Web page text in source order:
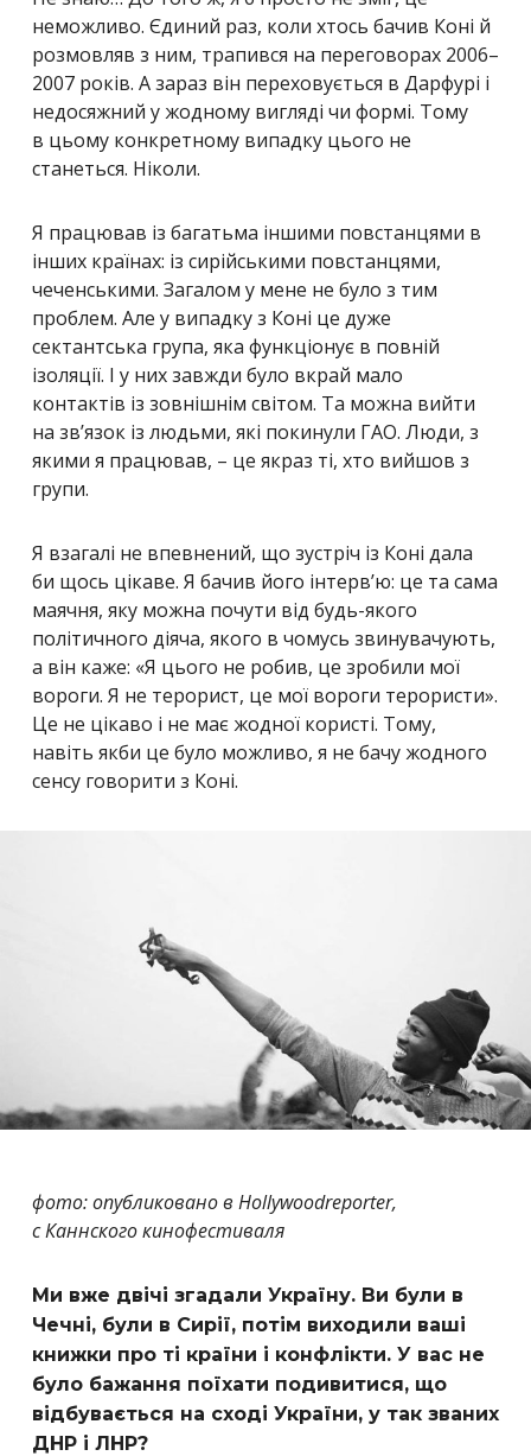
неможливо. Єдиний раз, коли хтось бачив Коні й
розмовляв з ним, трапився на переговорах 2006–
2007 років. А зараз він переховується в Дарфурі і
недосяжний у жодному вигляді чи формі. Тому
в цьому конкретному випадку цього не
станеться. Ніколи.
Я працював із багатьма іншими повстанцями в
інших країнах: із сирійськими повстанцями,
чеченськими. Загалом у мене не було з тим
проблем. Але у випадку з Коні це дуже
сектантська група, яка функціонує в повній
ізоляції. І у них завжди було вкрай мало
контактів із зовнішнім світом. Та можна вийти
на зв’язок із людьми, які покинули ГАО. Люди, з
якими я працював, – це якраз ті, хто вийшов з
групи.
Я взагалі не впевнений, що зустріч із Коні дала
би щось цікаве. Я бачив його інтерв’ю: це та сама
маячня, яку можна почути від будь-якого
політичного діяча, якого в чомусь звинувачують,
а він каже: «Я цього не робив, це зробили мої
вороги. Я не терорист, це мої вороги терористи».
Це не цікаво і не має жодної користі. Тому,
навіть якби це було можливо, я не бачу жодного
сенсу говорити з Коні.
фото: опубликовано в Hollywoodreporter,
с Каннского кинофестиваля
Ми вже двічі згадали Україну. Ви були в
Чечні, були в Сирії, потім виходили ваші
книжки про ті країни і конфлікти. У вас не
було бажання поїхати подивитися, що
відбувається на сході України, у так званих
ДНР і ЛНР?